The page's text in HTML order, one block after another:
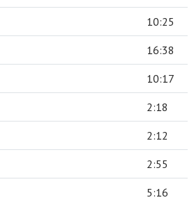
10:25
16:38
10:17
2:18
2:12
2:55
5:16